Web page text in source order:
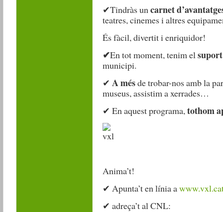
✔Tindràs uncarnet
teatres, cinemes i altres
És fàcil, divertit i enriquidor!
✔En tot moment, tenim el
municipi.
✔ A mésde trobar-nos amb la
museus, assistim a xerrades…
✔ En aquest programa,tothom
Anima’t!
✔ Apunta’t en línia a
✔ adreça’t al CNL: